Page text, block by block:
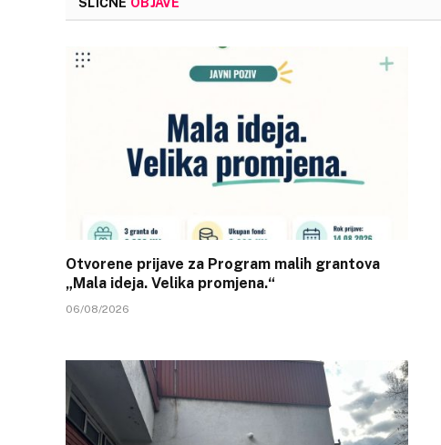
SLIČNE OBJAVE
Otvorene prijave za Program malih grantova
„Mala ideja. Velika promjena.“
06/08/2026